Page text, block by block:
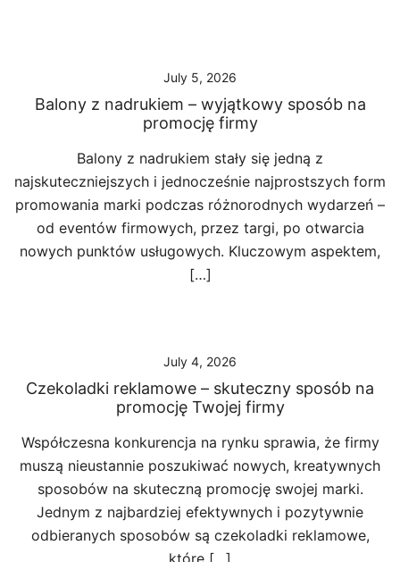
July 5, 2026
Balony z nadrukiem – wyjątkowy sposób na
promocję firmy
Balony z nadrukiem stały się jedną z
najskuteczniejszych i jednocześnie najprostszych form
promowania marki podczas różnorodnych wydarzeń –
od eventów firmowych, przez targi, po otwarcia
nowych punktów usługowych. Kluczowym aspektem,
[…]
July 4, 2026
Czekoladki reklamowe – skuteczny sposób na
promocję Twojej firmy
Współczesna konkurencja na rynku sprawia, że firmy
muszą nieustannie poszukiwać nowych, kreatywnych
sposobów na skuteczną promocję swojej marki.
Jednym z najbardziej efektywnych i pozytywnie
odbieranych sposobów są czekoladki reklamowe,
które […]